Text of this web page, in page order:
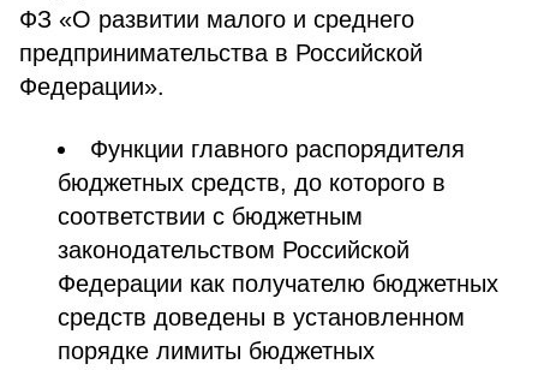
ФЗ «О развитии малого и среднего
предпринимательства в Российской
Федерации».
Функции главного распорядителя
бюджетных средств, до которого в
соответствии с бюджетным
законодательством Российской
Федерации как получателю бюджетных
средств доведены в установленном
порядке лимиты бюджетных